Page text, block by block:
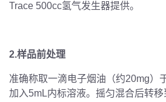
Trace 500cc氢气发生器提供。
2.样品前处理
准确称取一滴电子烟油（约20mg）
加入5mL内标溶液。摇匀混合后转